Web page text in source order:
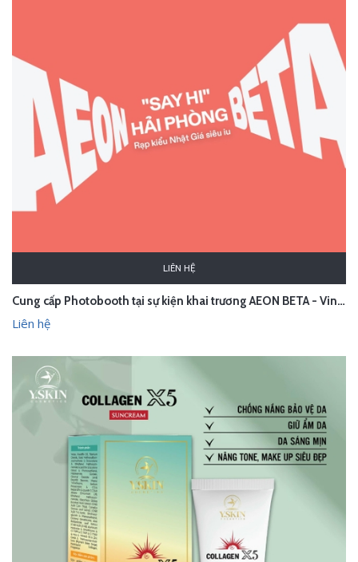
LIÊN HỆ
Cung cấp Photobooth tại sự kiện khai trương AEON BETA - Vincom Royal Island
Liên hệ